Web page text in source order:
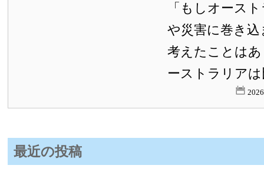
「もしオース
や災害に巻き
考えたことは
ーストラリア
最近の投稿